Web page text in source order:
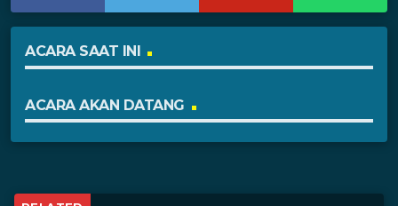
ACARA SAAT INI
ACARA AKAN DATANG